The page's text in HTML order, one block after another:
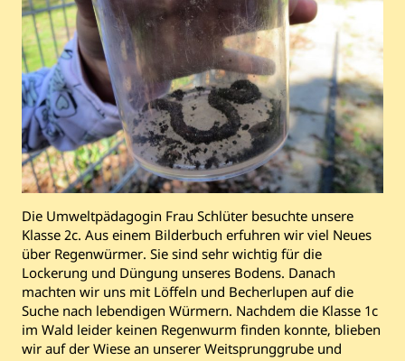
Die Umweltpädagogin Frau Schlüter besuchte unsere
Klasse 2c. Aus einem Bilderbuch erfuhren wir viel Neues
über Regenwürmer. Sie sind sehr wichtig für die
Lockerung und Düngung unseres Bodens. Danach
machten wir uns mit Löffeln und Becherlupen auf die
Suche nach lebendigen Würmern. Nachdem die Klasse 1c
im Wald leider keinen Regenwurm finden konnte, blieben
wir auf der Wiese an unserer Weitsprunggrube und